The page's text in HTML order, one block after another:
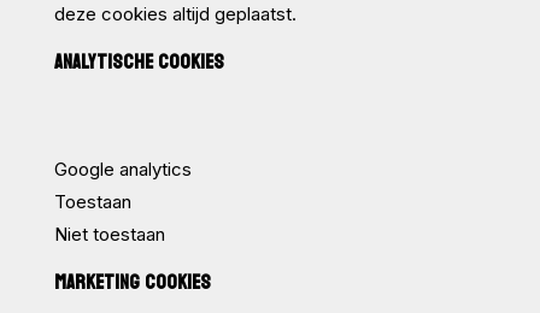
deze cookies altijd geplaatst.
ANALYTISCHE COOKIES
Google analytics
Toestaan
Niet toestaan
MARKETING COOKIES